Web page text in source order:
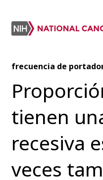
frecuencia de
tienen
recesiva
veces